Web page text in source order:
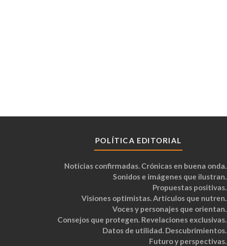
POLÍTICA EDITORIAL
Noticias confirmadas. Crónicas en buena onda.
Sonidos e imágenes que ilustran.
Propuestas positivas.
Visiones optimistas. Artículos que nutren.
Voces y personajes que orientan.
Consejos que protegen. Revelaciones exclusivas.
Datos de utilidad. Descubrimientos.
Futuro y perspectivas.